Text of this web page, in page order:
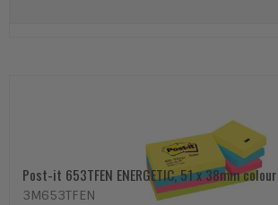
Post-it 653TFEN ENERGETIC, 51 x 38mm
3M653TFEN